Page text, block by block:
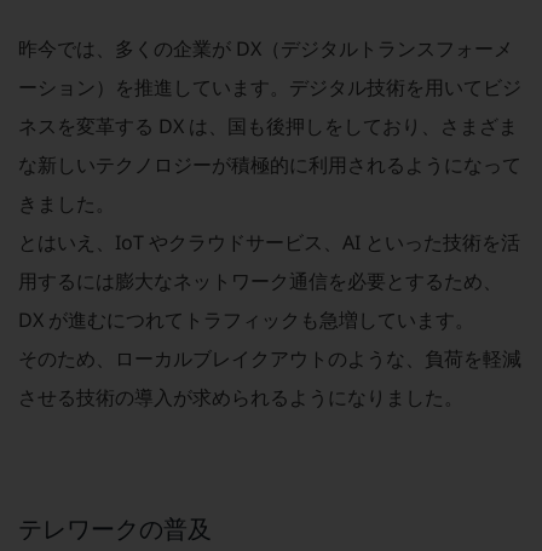
その他のお悩みはこちら
業界から見つける
業界から見つけるTOP
製造業
小売・卸売業
運輸業
建設業
地域産業
その他の業界はこちら
ゲーム感覚で見つける
モバイル・ICTサービスをオンラインで
相談・申し込みができるバーチャルショップ
昨今では、多くの企業が DX（デジタルトランスフォーメ
ーション）を推進しています。デジタル技術を用いてビジ
ネスを変革する DX は、国も後押しをしており、さまざま
な新しいテクノロジーが積極的に利用されるようになって
きました。
とはいえ、IoT やクラウドサービス、AI といった技術を活
用するには膨大なネットワーク通信を必要とするため、
DX が進むにつれてトラフィックも急増しています。
そのため、ローカルブレイクアウトのような、負荷を軽減
させる技術の導入が求められるようになりました。
テレワークの普及